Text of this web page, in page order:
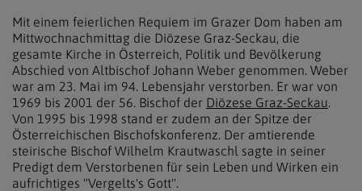
Mit einem feierlichen Requiem im Grazer Dom haben am
Mittwochnachmittag die Diözese Graz-Seckau, die
gesamte Kirche in Österreich, Politik und Bevölkerung
Abschied von Altbischof Johann Weber genommen. Weber
war am 23. Mai im 94. Lebensjahr verstorben. Er war von
1969 bis 2001 der 56. Bischof der Diözese Graz-Seckau.
Von 1995 bis 1998 stand er zudem an der Spitze der
Österreichischen Bischofskonferenz. Der amtierende
steirische Bischof Wilhelm Krautwaschl sagte in seiner
Predigt dem Verstorbenen für sein Leben und Wirken ein
aufrichtiges "Vergelts's Gott".